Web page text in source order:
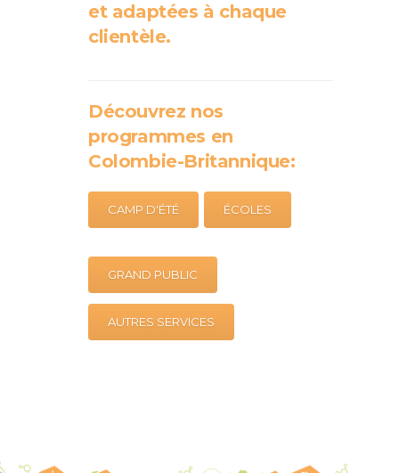
et adaptées à chaque
clientèle.
Découvrez nos
programmes en
Colombie-Britannique:
CAMP D'ÉTÉ ÉCOLES
GRAND PUBLIC
AUTRES SERVICES